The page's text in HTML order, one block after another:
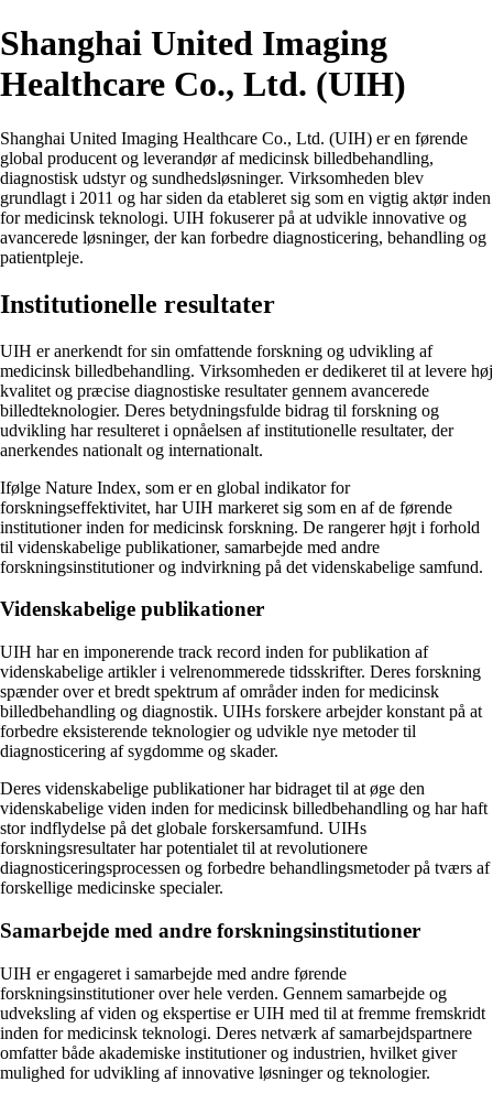
Shanghai United Imaging
Healthcare Co., Ltd. (UIH)
Shanghai United Imaging Healthcare Co., Ltd. (UIH) er en førende
global producent og leverandør af medicinsk billedbehandling,
diagnostisk udstyr og sundhedsløsninger. Virksomheden blev
grundlagt i 2011 og har siden da etableret sig som en vigtig aktør inden
for medicinsk teknologi. UIH fokuserer på at udvikle innovative og
avancerede løsninger, der kan forbedre diagnosticering, behandling og
patientpleje.
Institutionelle resultater
UIH er anerkendt for sin omfattende forskning og udvikling af
medicinsk billedbehandling. Virksomheden er dedikeret til at levere høj
kvalitet og præcise diagnostiske resultater gennem avancerede
billedteknologier. Deres betydningsfulde bidrag til forskning og
udvikling har resulteret i opnåelsen af institutionelle resultater, der
anerkendes nationalt og internationalt.
Ifølge Nature Index, som er en global indikator for
forskningseffektivitet, har UIH markeret sig som en af de førende
institutioner inden for medicinsk forskning. De rangerer højt i forhold
til videnskabelige publikationer, samarbejde med andre
forskningsinstitutioner og indvirkning på det videnskabelige samfund.
Videnskabelige publikationer
UIH har en imponerende track record inden for publikation af
videnskabelige artikler i velrenommerede tidsskrifter. Deres forskning
spænder over et bredt spektrum af områder inden for medicinsk
billedbehandling og diagnostik. UIHs forskere arbejder konstant på at
forbedre eksisterende teknologier og udvikle nye metoder til
diagnosticering af sygdomme og skader.
Deres videnskabelige publikationer har bidraget til at øge den
videnskabelige viden inden for medicinsk billedbehandling og har haft
stor indflydelse på det globale forskersamfund. UIHs
forskningsresultater har potentialet til at revolutionere
diagnosticeringsprocessen og forbedre behandlingsmetoder på tværs af
forskellige medicinske specialer.
Samarbejde med andre forskningsinstitutioner
UIH er engageret i samarbejde med andre førende
forskningsinstitutioner over hele verden. Gennem samarbejde og
udveksling af viden og ekspertise er UIH med til at fremme fremskridt
inden for medicinsk teknologi. Deres netværk af samarbejdspartnere
omfatter både akademiske institutioner og industrien, hvilket giver
mulighed for udvikling af innovative løsninger og teknologier.